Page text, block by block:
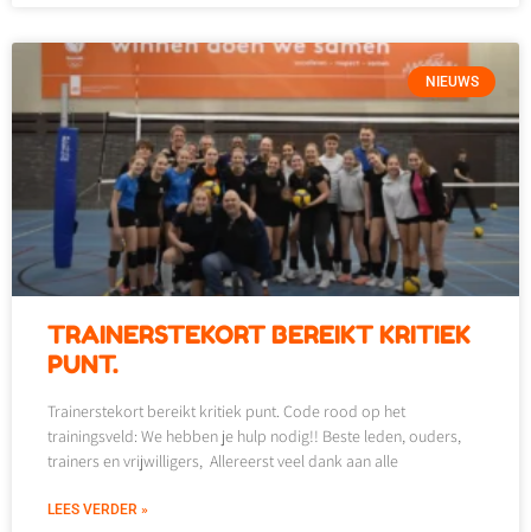
NIEUWS
TRAINERSTEKORT BEREIKT KRITIEK
PUNT.
Trainerstekort bereikt kritiek punt. Code rood op het
trainingsveld: We hebben je hulp nodig!! Beste leden, ouders,
trainers en vrijwilligers, Allereerst veel dank aan alle
LEES VERDER »